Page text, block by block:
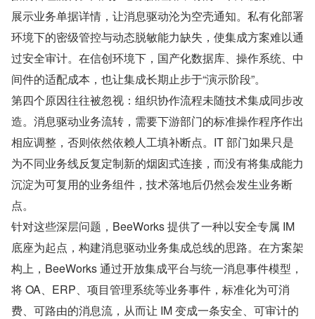
展示业务单据详情，让消息驱动沦为空壳通知。私有化部署
环境下的密级管控与动态脱敏能力缺失，使集成方案难以通
过安全审计。在信创环境下，国产化数据库、操作系统、中
间件的适配成本，也让集成长期止步于“演示阶段”。
第四个原因往往被忽视：组织协作流程未随技术集成同步改
造。消息驱动业务流转，需要下游部门的标准操作程序作出
相应调整，否则依然依赖人工填补断点。IT 部门如果只是
为不同业务线反复定制新的烟囱式连接，而没有将集成能力
沉淀为可复用的业务组件，技术落地后仍然会发生业务断
点。
针对这些深层问题，BeeWorks 提供了一种以安全专属 IM
底座为起点，构建消息驱动业务集成总线的思路。在方案架
构上，BeeWorks 通过开放集成平台与统一消息事件模型，
将 OA、ERP、项目管理系统等业务事件，标准化为可消
费、可路由的消息流，从而让 IM 变成一条安全、可审计的